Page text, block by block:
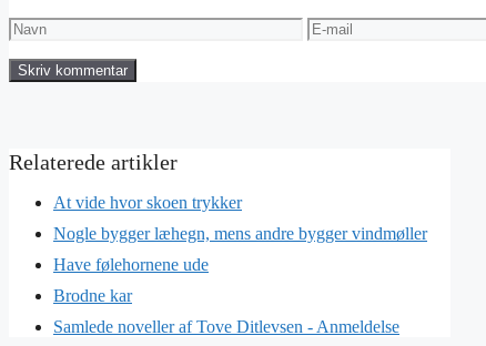
Navn
E-
mail
At vide hvor skoen trykker
Nogle bygger læhegn, mens andre bygger vindmøller
Have følehornene ude
Brodne kar
Samlede noveller af Tove Ditlevsen - Anmeldelse